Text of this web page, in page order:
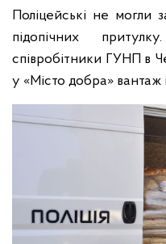
Поліцейські не могли
підопічних
співробітники ГУНП в
у «Місто добра» вантаж